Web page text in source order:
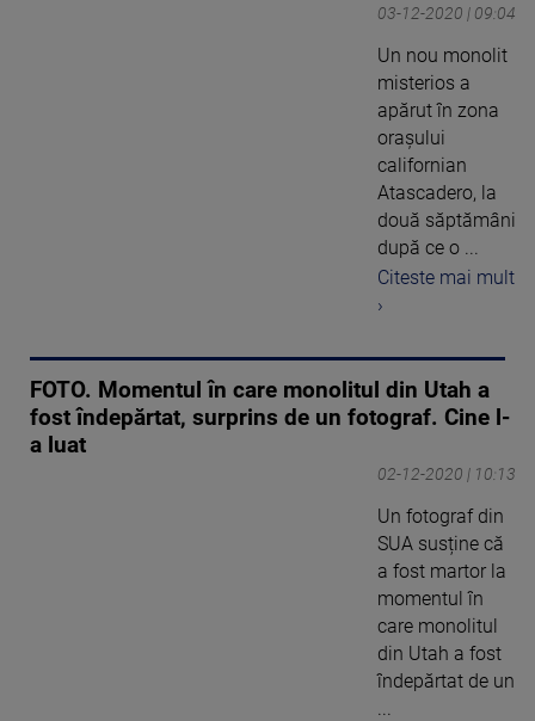
03-12-2020 | 09:04
Un nou monolit
misterios a
apărut în zona
oraşului
californian
Atascadero, la
două săptămâni
după ce o ...
Citeste mai mult
›
FOTO. Momentul în care monolitul din Utah a
fost îndepărtat, surprins de un fotograf. Cine l-
a luat
02-12-2020 | 10:13
Un fotograf din
SUA susține că
a fost martor la
momentul în
care monolitul
din Utah a fost
îndepărtat de un
...